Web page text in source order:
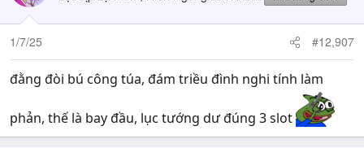
1/7/25 #12,907
đằng đòi bú công túa, đám triều đình nghi tính làm
phản, thế là bay đầu, lục tướng dư đúng 3 slot